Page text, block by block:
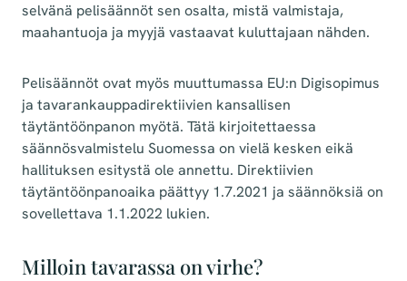
selvänä pelisäännöt sen osalta, mistä valmistaja,
maahantuoja ja myyjä vastaavat kuluttajaan nähden.
Pelisäännöt ovat myös muuttumassa EU:n Digisopimus
ja tavarankauppadirektiivien kansallisen
täytäntöönpanon myötä. Tätä kirjoitettaessa
säännösvalmistelu Suomessa on vielä kesken eikä
hallituksen esitystä ole annettu. Direktiivien
täytäntöönpanoaika päättyy 1.7.2021 ja säännöksiä on
sovellettava 1.1.2022 lukien.
Milloin tavarassa on virhe?